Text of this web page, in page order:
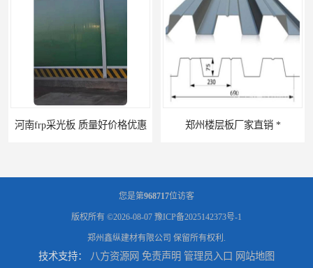
郑州楼层板厂家直销 *
您是第968717位访客
版权所有 ©2026-08-07 豫ICP备2025142373号-1
郑州鑫纵建材有限公司 保留所有权利.
技术支持： 八方资源网 免责声明 管理员入口 网站地图